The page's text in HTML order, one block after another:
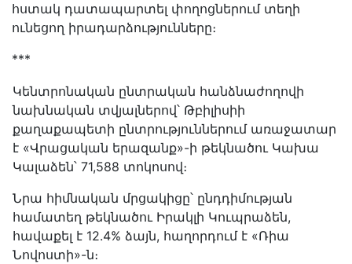
հստակ դատապարտել փողոցներում տեղի
ունեցող իրադարձությունները։
***
Կենտրոնական ընտրական հանձնաժողովի
նախնական տվյալներով՝ Թբիլիսիի
քաղաքապետի ընտրություններում առաջատար
է «Վրացական երազանք»-ի թեկնածու Կախա
Կալաձեն՝ 71,588 տոկոսով։
Նրա հիմնական մրցակիցը՝ ընդդիմության
համատեղ թեկնածու Իրակլի Կուպրաձեն,
հավաքել է 12.4% ձայն, հաղորդում է «Ռիա
Նովոստի»-ն։